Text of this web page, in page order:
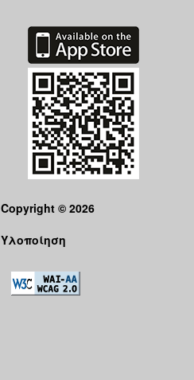
Copyright © 2026
Υλοποίηση